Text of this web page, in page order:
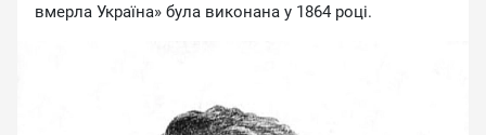
вмерла Україна» була виконана у 1864 році.